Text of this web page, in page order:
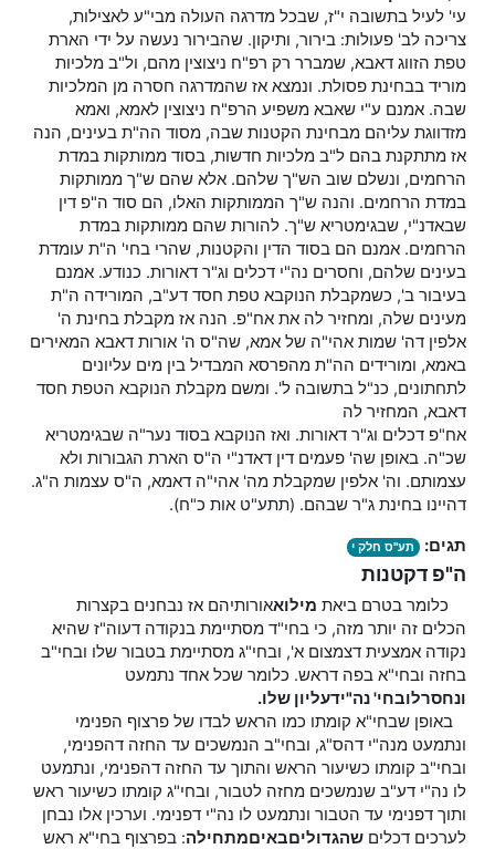
עי' לעיל בתשובה י"ז, שבכל מדרגה העולה מבי"ע לאצילות,
צריכה לב' פעולות: בירור, ותיקון. שהבירור נעשה על ידי הארת
טפת הזווג דאבא, שמברר רק רפ"ח ניצוצין מהם, ול"ב מלכיות
מוריד בבחינת פסולת. ונמצא אז שהמדרגה חסרה מן המלכיות
שבה. אמנם ע"י שאבא משפיע הרפ"ח ניצוצין לאמא, ואמא
מזדווגת עליהם מבחינת הקטנות שבה, מסוד הה"ת בעינים, הנה
אז מתתקנת בהם ל"ב מלכיות חדשות, בסוד ממותקות במדת
הרחמים, ונשלם שוב הש"ך שלהם. אלא שהם ש"ך ממותקות
במדת הרחמים. והנה ש"ך הממותקות האלו, הם סוד ה"פ דין
שבאדנ"י, שבגימטריא ש"ך. להורות שהם ממותקות במדת
הרחמים. אמנם הם בסוד הדין והקטנות, שהרי בחי' ה"ת עומדת
בעינים שלהם, וחסרים נה"י דכלים וג"ר דאורות. כנודע. אמנם
בעיבור ב', כשמקבלת הנוקבא טפת חסד דע"ב, המורידה ה"ת
מעינים שלה, ומחזיר לה את אח"פ. הנה אז מקבלת בחינת ה'
אלפין דה' שמות אהי"ה של אמא, שה"ס ה' אורות דאבא המאירים
באמא, ומורידים הה"ת מהפרסא המבדיל בין מים עליונים
לתחתונים, כנ"ל בתשובה ל'. ומשם מקבלת הנוקבא הטפת חסד
דאבא, המחזיר לה
אח"פ דכלים וג"ר דאורות. ואז הנוקבא בסוד נער"ה שבגימטריא
שכ"ה. באופן שה' פעמים דין דאדנ"י ה"ס הארת הגבורות ולא
עצמותם. וה' אלפין שמקבלת מה' אהי"ה דאמא, ה"ס עצמות ה"ג.
דהיינו בחינת ג"ר שבהם. (תתע"ט אות כ"ח).
תגים: תע"ס חלק י
ה"פ דקטנות
כלומר בטרם ביאת מילואאורותיהם אז נבחנים בקצרות
הכלים זה יותר מזה, כי בחי"ד מסתיימת בנקודה דעוה"ז שהיא
נקודה אמצעית דצמצום א', ובחי"ג מסתיימת בטבור שלו ובחי"ב
בחזה ובחי"א בפה דראש. כלומר שכל אחד נתמעט
ונחסרלובחי' נה"ידעליון שלו.
באופן שבחי"א קומתו כמו הראש לבדו של פרצוף הפנימי
ונתמעט מנה"י דהס"ג, ובחי"ב הנמשכים עד החזה דהפנימי,
ובחי"ב קומתו כשיעור הראש והתוך עד החזה דהפנימי, ונתמעט
לו נה"י דע"ב שנמשכים מחזה לטבור, ובחי"ג קומתו כשיעור ראש
ותוך דפנימי עד הטבור ונתמעט לו נה"י דפנימי. וערכין אלו נבחן
לערכים דכליםשהגדוליםבאיםמתחילה: בפרצוף בחי"א ראש